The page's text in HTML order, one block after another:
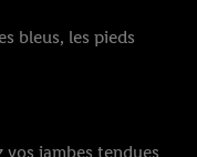
bleus, les pieds
vos jambes tendues